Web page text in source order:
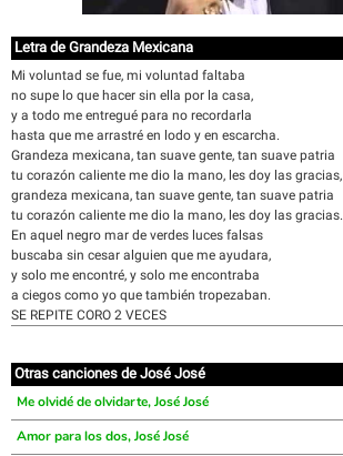
Letra de Grandeza Mexicana
Mi voluntad se fue, mi voluntad faltaba
no supe lo que hacer sin ella por la casa,
y a todo me entregué para no recordarla
hasta que me arrastré en lodo y en escarcha.
Grandeza mexicana, tan suave gente, tan suave patria
tu corazón caliente me dio la mano, les doy las gracias,
grandeza mexicana, tan suave gente, tan suave patria
tu corazón caliente me dio la mano, les doy las gracias.
En aquel negro mar de verdes luces falsas
buscaba sin cesar alguien que me ayudara,
y solo me encontré, y solo me encontraba
a ciegos como yo que también tropezaban.
SE REPITE CORO 2 VECES
Otras canciones de José José
Me olvidé de olvidarte, José José
Amor para los dos, José José